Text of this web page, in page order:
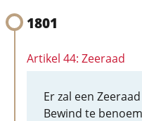
1801
Artikel 44: Zeeraad
Er zal een
Bewind te